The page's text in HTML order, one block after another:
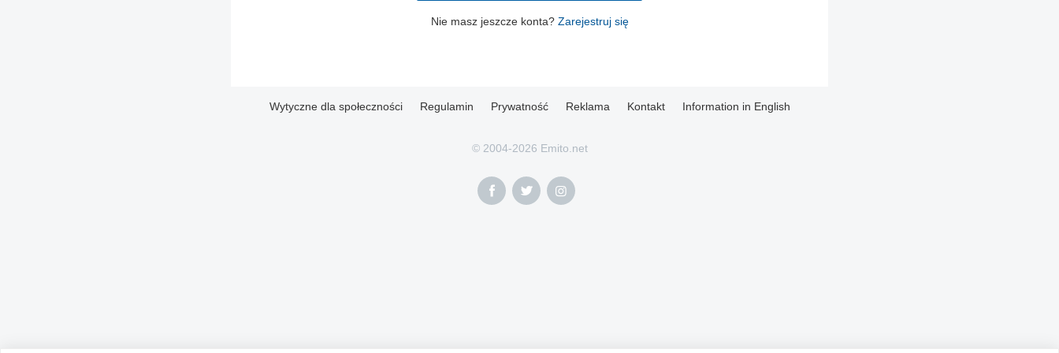
Nie masz jeszcze konta? Zarejestruj się
Wytyczne dla społeczności Regulamin Prywatność Reklama Kontakt Information in English
© 2004-2026 Emito.net